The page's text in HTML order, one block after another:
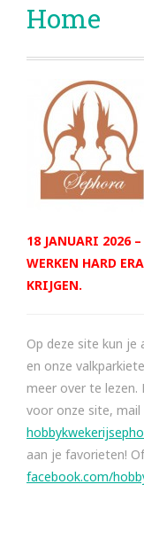
Home
18 JANUARI 2026
WERKEN HARD
KRIJGEN.
Op deze site kun je
en onze
meer over te lezen.
voor onze site, mail
aan je favorieten!
facebook.com/